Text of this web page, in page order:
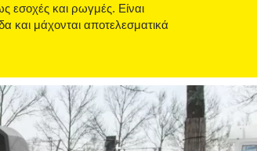
εσοχές και ρωγμές. Είναι
και μάχονται αποτελεσματικά